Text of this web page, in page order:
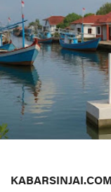
KABARSINJAI.COM